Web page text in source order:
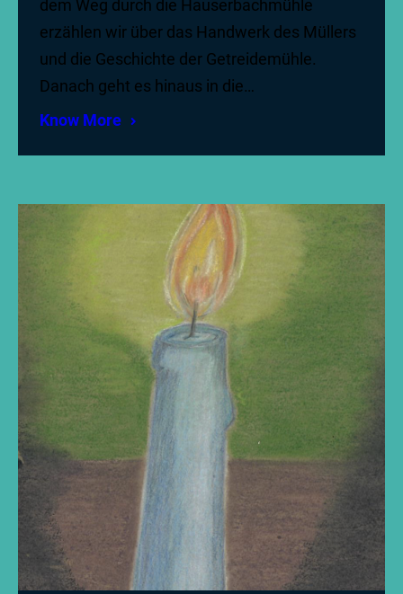
dem Weg durch die Hauserbachmühle
erzählen wir über das Handwerk des Müllers
und die Geschichte der Getreidemühle.
Danach geht es hinaus in die…
Know More